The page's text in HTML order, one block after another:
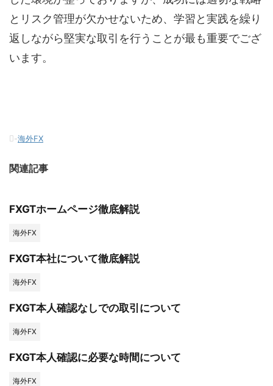
とリスク管理が欠かせないため、学習と実践を繰り
返しながら堅実な取引を行うことが最も重要でござ
います。
-海外FX
関連記事
FXGTホームページ徹底解説
海外FX
FXGT本社について徹底解説
海外FX
FXGT本人確認なしでの取引について
海外FX
FXGT本人確認に必要な時間について
海外FX